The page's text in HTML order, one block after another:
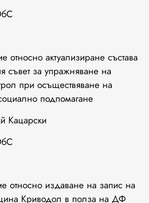
актуализиране състава
съвет за упражняване на
при осъществяване на
подпомагане
Кацарски
относно издаване на запис на
Криводол в полза на ДФ